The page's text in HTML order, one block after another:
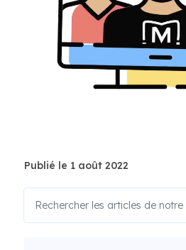
Publié le 1 août 2022